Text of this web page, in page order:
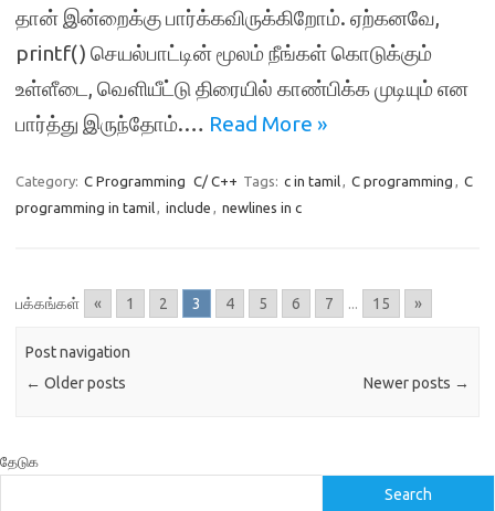
தான் இன்றைக்கு பார்க்கவிருக்கிறோம். ஏற்கனவே,
printf() செயல்பாட்டின் மூலம் நீங்கள் கொடுக்கும்
உள்ளீடை, வெளியீட்டு திரையில் காண்பிக்க முடியும் என
பார்த்து இருந்தோம்.… Read More »
Category: C Programming C/ C++ Tags: c in tamil, C programming , C
programming in tamil, include , newlines in c
பக்கங்கள் « 1 2 3 4 5 6 7 ... 15 »
Post navigation
← Older posts Newer posts →
தேடுக
Search